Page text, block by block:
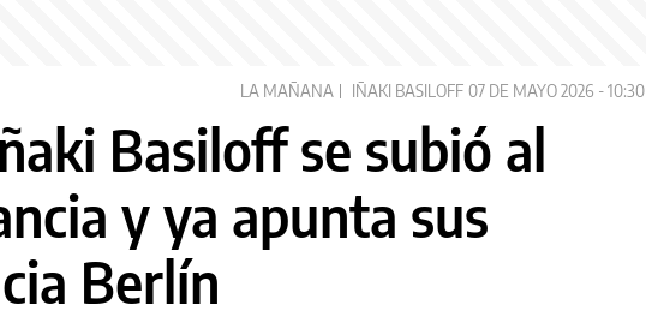
LA MAÑANA IÑAKI BASILOFF 07 DE MAYO 2026 - 10:30
Basiloff se subió al
y ya apunta sus
Berlín